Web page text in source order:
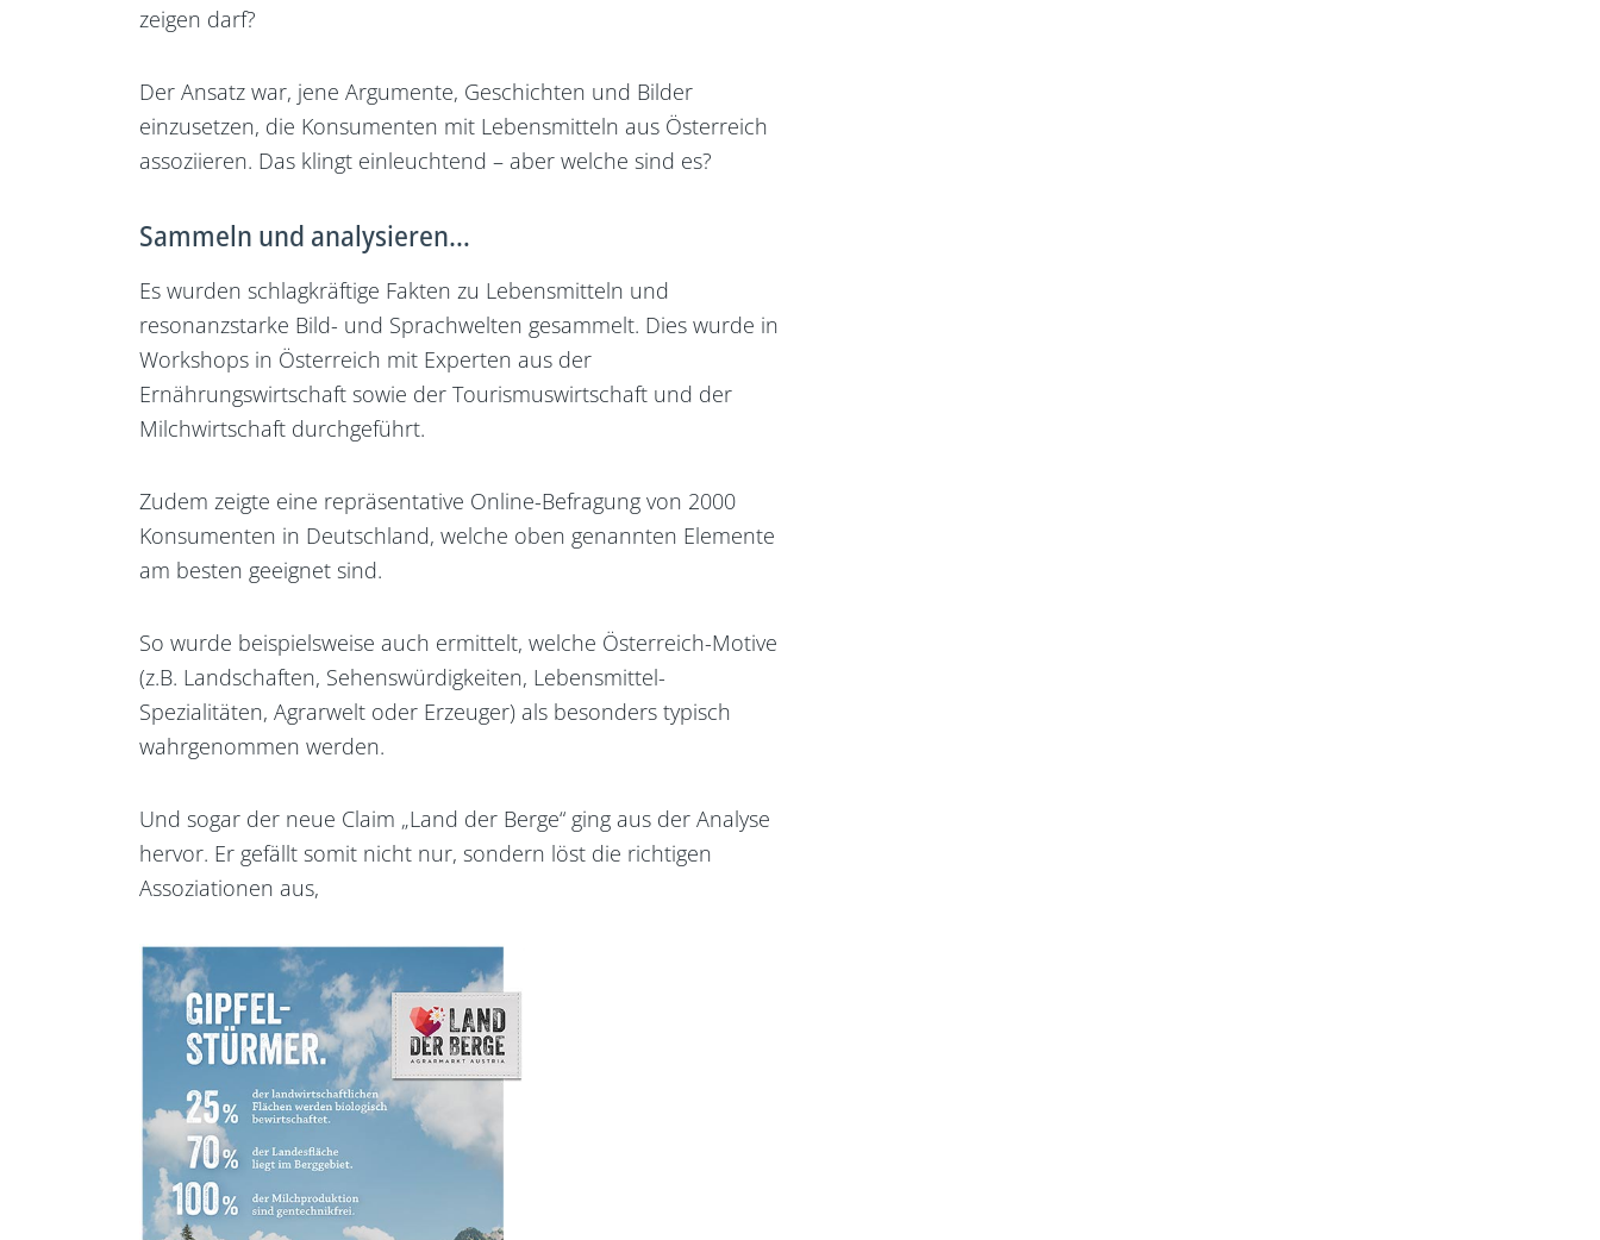
zeigen darf?
Der Ansatz war, jene Argumente, Geschichten und Bilder
einzusetzen, die Konsumenten mit Lebensmitteln aus Österreich
assoziieren. Das klingt einleuchtend – aber welche sind es?
Sammeln und analysieren…
Es wurden schlagkräftige Fakten zu Lebensmitteln und
resonanzstarke Bild- und Sprachwelten gesammelt. Dies wurde in
Workshops in Österreich mit Experten aus der
Ernährungswirtschaft sowie der Tourismuswirtschaft und der
Milchwirtschaft durchgeführt.
Zudem zeigte eine repräsentative Online-Befragung von 2000
Konsumenten in Deutschland, welche oben genannten Elemente
am besten geeignet sind.
So wurde beispielsweise auch ermittelt, welche Österreich-Motive
(z.B. Landschaften, Sehenswürdigkeiten, Lebensmittel-
Spezialitäten, Agrarwelt oder Erzeuger) als besonders typisch
wahrgenommen werden.
Und sogar der neue Claim „Land der Berge“ ging aus der Analyse
hervor. Er gefällt somit nicht nur, sondern löst die richtigen
Assoziationen aus,